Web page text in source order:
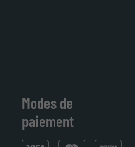
Modes de
paiement